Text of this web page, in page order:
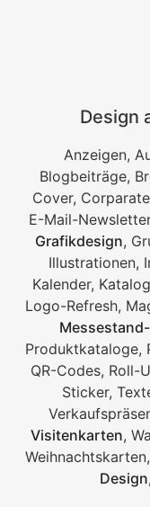
Design
Anzeigen,
Blogbeiträge,
Cover,
E-Mail-
Grafikdesign,
Illustrationen,
Kalender,
Logo-Refresh,
Produktkataloge,
QR-Codes, Roll-
Sticker,
Visitenkarten,